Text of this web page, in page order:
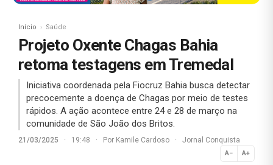
Início Saúde
Projeto Oxente Chagas Bahia
retoma testagens em Tremedal
Iniciativa coordenada pela Fiocruz Bahia busca detectar
precocemente a doença de Chagas por meio de testes
rápidos. A ação acontece entre 24 e 28 de março na
comunidade de São João dos Britos.
21/03/2025 · 19:48 · Por Kamile Cardoso · Jornal Conquista
A− A+
Normal